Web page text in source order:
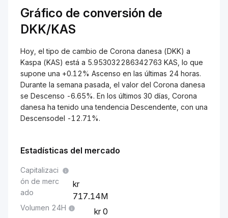
Gráfico de conversión de
DKK/KAS
Hoy, el tipo de cambio de Corona danesa (DKK) a
Kaspa (KAS) está a 5.953032286342763 KAS, lo que
supone una +0.12% Ascenso en las últimas 24 horas.
Durante la semana pasada, el valor del Corona danesa
se Descenso -6.65%. En los últimos 30 días, Corona
danesa ha tenido una tendencia Descendente, con una
Descensodel -12.71%.
Estadísticas del mercado
Capitalizaci
ón de merc
ado
717.14M
Volumen 24H 0